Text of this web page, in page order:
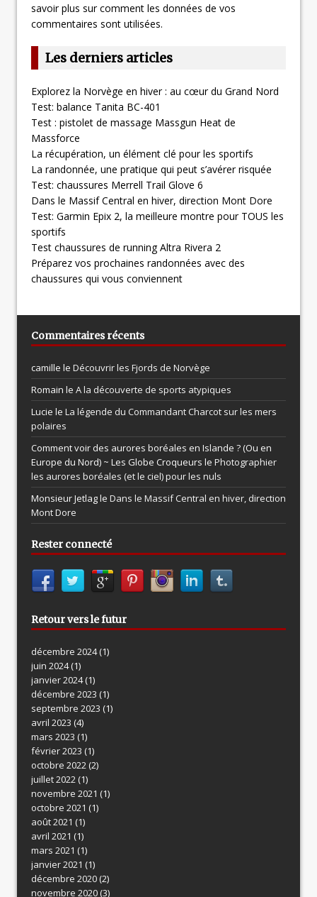
savoir plus sur comment les données de vos
commentaires sont utilisées.
Les derniers articles
Explorez la Norvège en hiver : au cœur du Grand Nord
Test: balance Tanita BC-401
Test : pistolet de massage Massgun Heat de
Massforce
La récupération, un élément clé pour les sportifs
La randonnée, une pratique qui peut s’avérer risquée
Test: chaussures Merrell Trail Glove 6
Dans le Massif Central en hiver, direction Mont Dore
Test: Garmin Epix 2, la meilleure montre pour TOUS les
sportifs
Test chaussures de running Altra Rivera 2
Préparez vos prochaines randonnées avec des
chaussures qui vous conviennent
Commentaires récents
camille le Découvrir les Fjords de Norvège
Romain le A la découverte de sports atypiques
Lucie le La légende du Commandant Charcot sur les mers
polaires
Comment voir des aurores boréales en Islande ? (Ou en
Europe du Nord) ~ Les Globe Croqueurs le Photographier
les aurores boréales (et le ciel) pour les nuls
Monsieur Jetlag le Dans le Massif Central en hiver, direction
Mont Dore
Rester connecté
Retour vers le futur
décembre 2024(1)
juin 2024(1)
janvier 2024(1)
décembre 2023 (1)
septembre 2023 (1)
avril 2023 (4)
mars 2023 (1)
février 2023 (1)
octobre 2022(2)
juillet 2022(1)
novembre 2021 (1)
octobre 2021 (1)
août 2021 (1)
avril 2021 (1)
mars 2021 (1)
janvier 2021 (1)
décembre 2020(2)
novembre 2020(3)